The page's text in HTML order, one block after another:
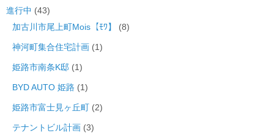
進行中 (43)
加古川市尾上町Mois【ﾓﾜ】
(8)
神河町集合住宅計画 (1)
姫路市南条K邸 (1)
BYD AUTO 姫路 (1)
姫路市富士見ヶ丘町 (2)
テナントビル計画 (3)